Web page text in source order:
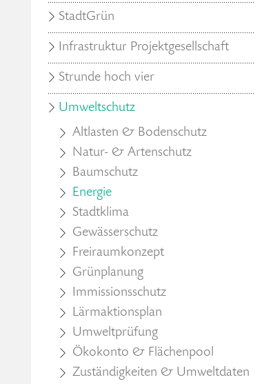
StadtGrün
Infrastruktur Projektgesellschaft
Strunde hoch vier
Umweltschutz
Altlasten & Bodenschutz
Natur- & Artenschutz
Baumschutz
Energie
Stadtklima
Gewässerschutz
Freiraumkonzept
Grünplanung
Immissionsschutz
Lärmaktionsplan
Umweltprüfung
Ökokonto & Flächenpool
Zuständigkeiten & Umweltdaten